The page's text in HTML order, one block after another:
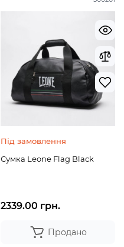
Під замовлення
Сумка Leone Flag Black
2339.00 грн.
Продано